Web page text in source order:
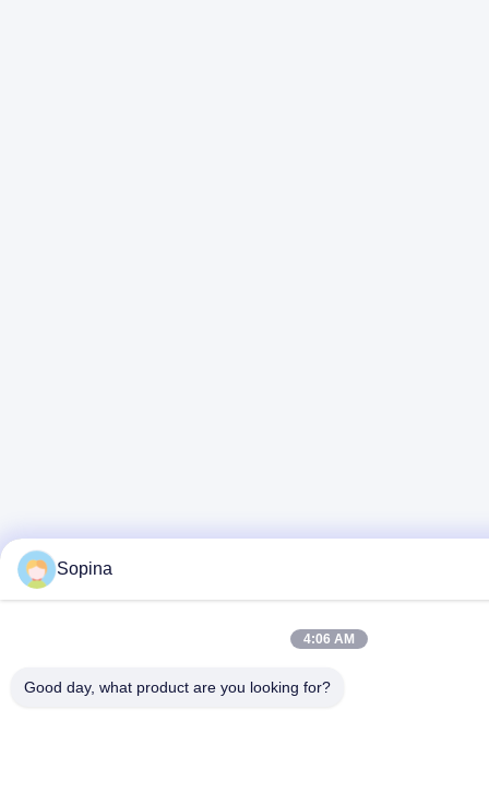
Sopina
4:06 AM
Good day, what product are you looking for?